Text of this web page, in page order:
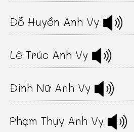
Đỗ Huyền Anh Vy
Lê Trúc Anh Vy
Đinh Nữ Anh Vy
Phạm Thụy Anh Vy